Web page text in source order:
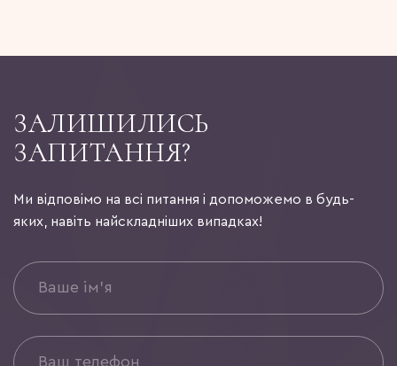
ЗАЛИШИЛИСЬ
ЗАПИТАННЯ?
Ми відповімо на всі питання і допоможемо в будь-
яких, навіть найскладніших випадках!